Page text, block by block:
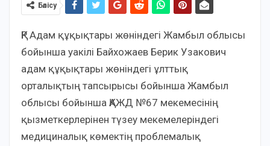
Бөлісу
ҚР Адам құқықтары жөніндегі Жамбыл облысы
бойынша уакілі Байхожаев Берик Узакович
адам құқықтары жөніндегі ұлттық
орталықтың тапсырысы бойынша Жамбыл
облысы бойынша ҚАЖД №67 мекемесінің
қызметкерлерінен түзеу мекемелеріндегі
медициналық көмектің проблемалық